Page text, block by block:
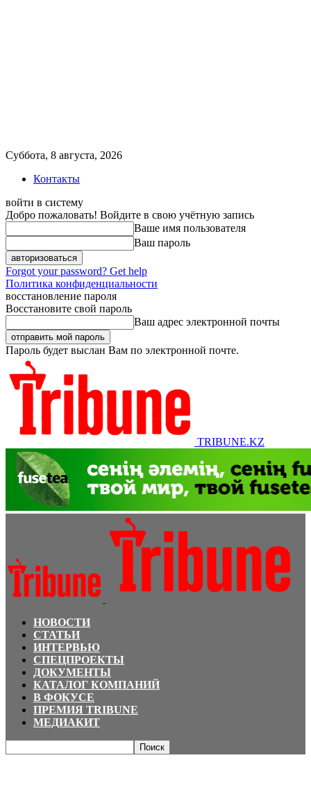
Суббота, 8 августа, 2026
Контакты
войти в систему
Добро пожаловать! Войдите в свою учётную запись
Ваше имя пользователя
Ваш пароль
Forgot your password? Get help
Политика конфиденциальности
восстановление пароля
Восстановите свой пароль
Ваш адрес электронной почты
Пароль будет выслан Вам по электронной почте.
TRIBUNE.KZ
НОВОСТИ
СТАТЬИ
ИНТЕРВЬЮ
СПЕЦПРОЕКТЫ
ДОКУМЕНТЫ
КАТАЛОГ КОМПАНИЙ
В ФОКУСЕ
ПРЕМИЯ TRIBUNE
МЕДИАКИТ